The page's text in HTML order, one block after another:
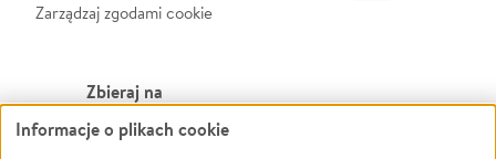
Zarządzaj zgodami cookie
Zbieraj na
Leczenie
Informacje o plikach cookie